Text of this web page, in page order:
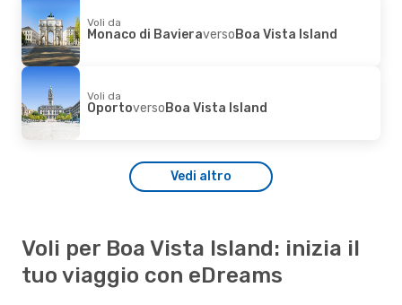
Voli da
Monaco di BavieraversoBoa Vista Island
Voli da
OportoversoBoa Vista Island
Vedi altro
Voli per Boa Vista Island: inizia il
tuo viaggio con eDreams